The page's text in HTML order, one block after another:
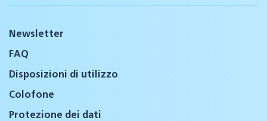
Newsletter
FAQ
Disposizioni di utilizzo
Colofone
Protezione dei dati